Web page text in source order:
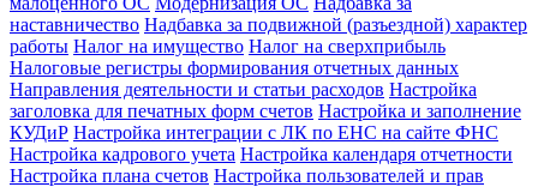
наставничество Надбавка за подвижной (разъездной) характер
работы Налог на имущество Налог на сверхприбыль
Налоговые регистры формирования отчетных данных
Направления деятельности и статьи расходов Настройка
заголовка для печатных форм счетов Настройка и заполнение
КУДиР Настройка интеграции с ЛК по ЕНС на сайте ФНС
Настройка кадрового учета Настройка календаря отчетности
Настройка плана счетов Настройка пользователей и прав